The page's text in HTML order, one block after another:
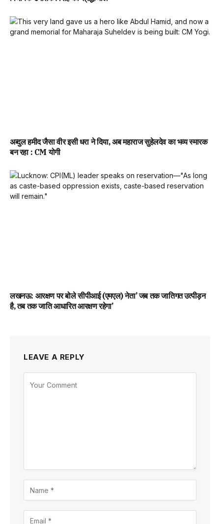
अब्दुल हमीद जैसा वीर इसी धरा ने दिया, अब महाराज सुहेलदेव का भव्य स्मारक
बन रहा : CM योगी
लखनऊ: आरक्षण पर बोले सीपीआई (एमएल) नेता’ जब तक जातिगत उत्पीड़न
है, तब तक जाति आधारित आरक्षण रहेगा’
LEAVE A REPLY